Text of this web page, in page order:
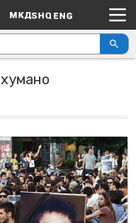
Navigation